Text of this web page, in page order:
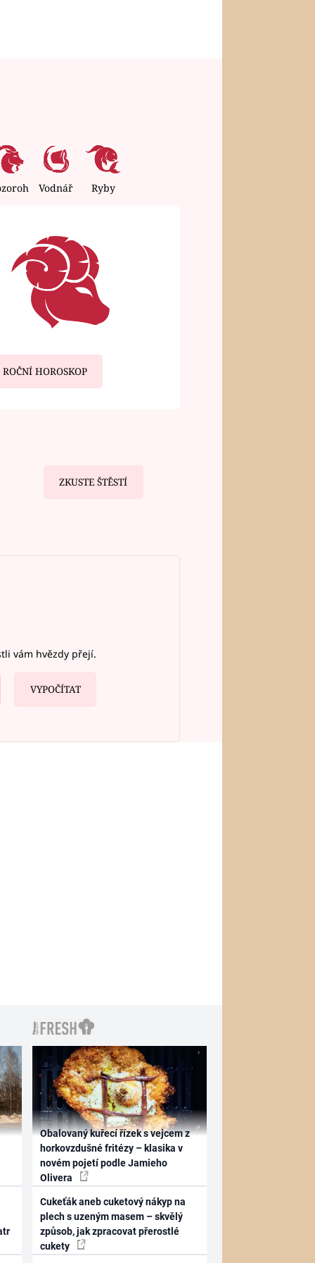
Vodnář Ryby
ROČNÍ HOROSKOP
ZKUSTE ŠTĚSTÍ
vám hvězdy přejí.
VYPOČÍTAT
Obalovaný kuřecí řízek s vejcem z
horkovzdušné fritézy – klasika v
novém pojetí podle Jamieho
Olivera
Cukeťák aneb cuketový nákyp na
plech s uzeným masem – skvělý
způsob, jak zpracovat přerostlé
cukety